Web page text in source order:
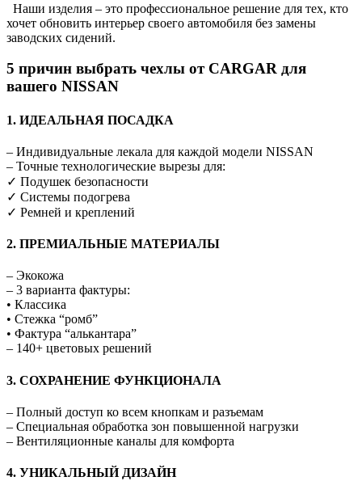
Наши изделия – это профессиональное решение для тех, кто
хочет обновить интерьер своего автомобиля без замены
заводских сидений.
5 причин выбрать чехлы от CARGAR для
вашего NISSAN
1. ИДЕАЛЬНАЯ ПОСАДКА
– Индивидуальные лекала для каждой модели NISSAN
– Точные технологические вырезы для:
✓ Подушек безопасности
✓ Системы подогрева
✓ Ремней и креплений
2. ПРЕМИАЛЬНЫЕ МАТЕРИАЛЫ
– Экокожа
– 3 варианта фактуры:
• Классика
• Стежка “ромб”
• Фактура “алькантара”
– 140+ цветовых решений
3. СОХРАНЕНИЕ ФУНКЦИОНАЛА
– Полный доступ ко всем кнопкам и разъемам
– Специальная обработка зон повышенной нагрузки
– Вентиляционные каналы для комфорта
4. УНИКАЛЬНЫЙ ДИЗАЙН